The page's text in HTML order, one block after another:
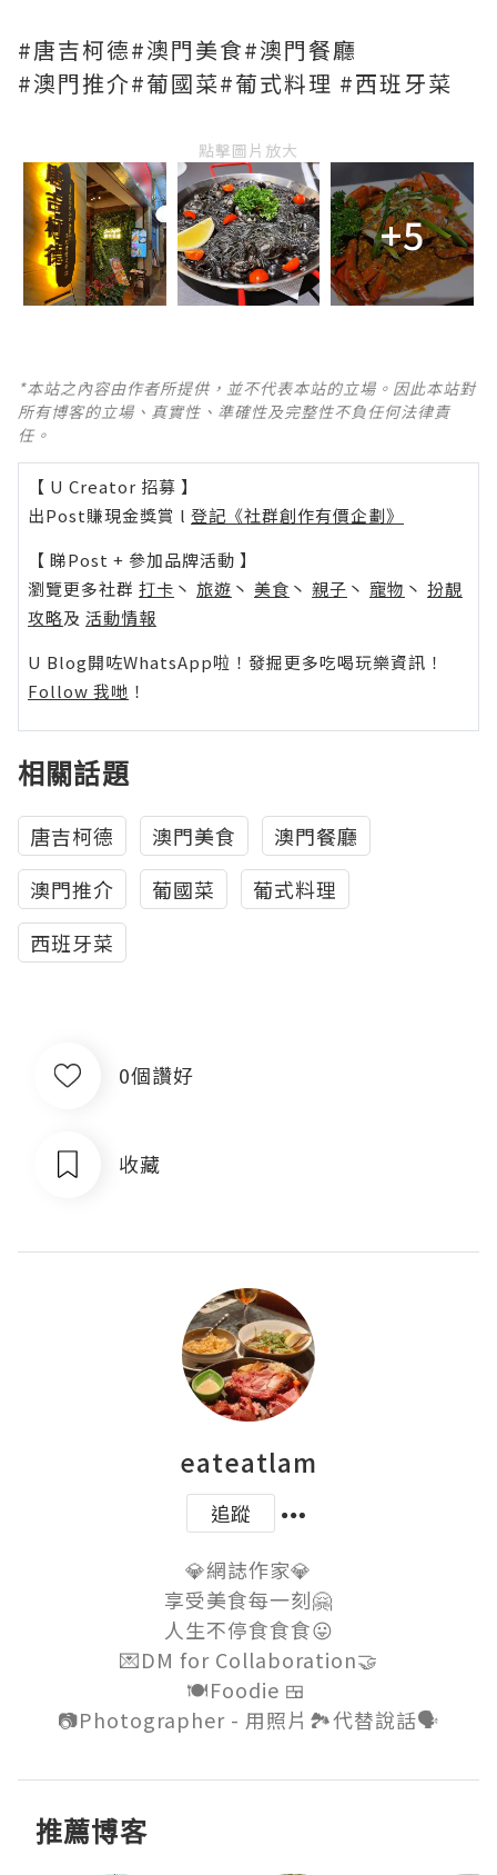
#唐吉柯德#澳門美食#澳門餐廳
#澳門推介#葡國菜#葡式料理 #西班牙菜
點擊圖片放大
+5
*本站之內容由作者所提供，並不代表本站的立場。因此本站對
所有博客的立場、真實性、準確性及完整性不負任何法律責
任。
【 U Creator 招募 】
出Post賺現金獎賞 l 登記《社群創作有價企劃》
【 睇Post + 參加品牌活動 】
瀏覽更多社群 打卡 丶 旅遊 丶 美食 丶 親子 丶 寵物 丶 扮靚
攻略及 活動情報
U Blog開咗WhatsApp啦！發掘更多吃喝玩樂資訊！
Follow 我哋 ！
相關話題
唐吉柯德 澳門美食
澳門餐廳
澳門推介
葡國菜
葡式料理
西班牙菜
0個讚好
收藏
eateatlam
追蹤
💎網誌作家💎
享受美食每一刻🤗
人生不停食食食😛
💌DM for Collaboration🤝
🍽Foodie 🍱
推薦博客